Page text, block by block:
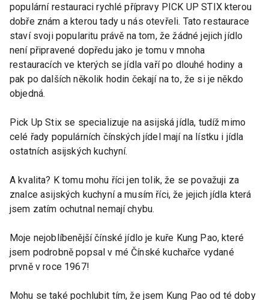
populární restauraci rychlé přípravy PICK UP STIX kterou
dobře znám a kterou tady u nás otevřeli. Tato restaurace
staví svoji popularitu právě na tom, že žádné jejich jídlo
není připravené dopředu jako je tomu v mnoha
restauracích ve kterých se jídla vaří po dlouhé hodiny a
pak po dalších několik hodin čekají na to, že si je někdo
objedná.
Pick Up Stix se specializuje na asijská jídla, tudíž mimo
celé řady populárních čínských jídel mají na lístku i jídla
ostatních asijských kuchyní.
A kvalita? K tomu mohu říci jen tolik, že se považuji za
znalce asijských kuchyní a musím říci, že jejich jídla která
jsem zatím ochutnal nemají chybu.
Moje nejoblíbenější čínské jídlo je kuře Kung Pao, které
jsem podrobně popsal v mé Čínské kuchařce vydané
prvně v roce 1967!
Mohu se také pochlubit tím, že jsem Kung Pao od té doby